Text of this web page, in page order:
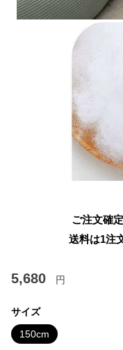
ご注文確
送料は1注
5,680 円
サイズ
150cm